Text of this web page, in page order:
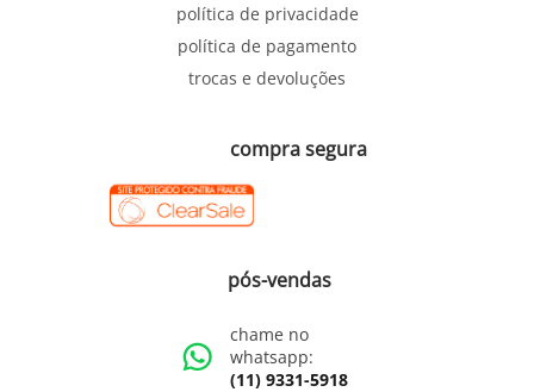
política de privacidade
política de pagamento
trocas e devoluções
compra segura
pós-vendas
chame no
whatsapp:
(11) 9331-5918